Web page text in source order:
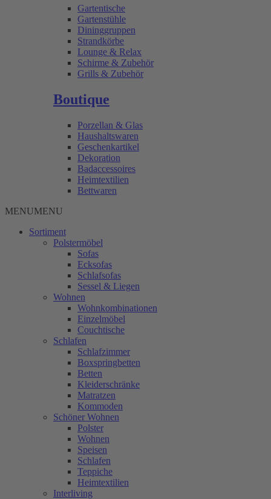
Gartentische
Gartenstühle
Dininggruppen
Strandkörbe
Lounge & Relax
Schirme & Zubehör
Grills & Zubehör
Boutique
Porzellan & Glas
Haushaltswaren
Geschenkartikel
Dekoration
Badaccessoires
Heimtextilien
Bettwaren
MENUMENU
Sortiment
Polstermöbel
Sofas
Ecksofas
Schlafsofas
Sessel & Liegen
Wohnen
Wohnkombinationen
Einzelmöbel
Couchtische
Schlafen
Schlafzimmer
Boxspringbetten
Betten
Kleiderschränke
Matratzen
Kommoden
Schöner Wohnen
Polster
Wohnen
Speisen
Schlafen
Teppiche
Heimtextilien
Interliving